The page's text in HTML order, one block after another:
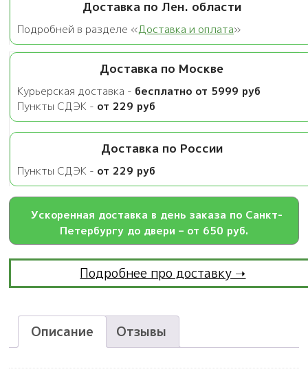
Доставка по Лен. области
Подробней в разделе «Доставка и оплата»
Доставка по Москве
Курьерская доставка - бесплатно от 5999 руб
Пункты СДЭК - от 229 руб
Доставка по России
Пункты СДЭК - от 229 руб
Ускоренная доставка в день заказа по Санкт-
Петербургу до двери – от 650 руб.
Подробнее про доставку ➝
Описание Отзывы